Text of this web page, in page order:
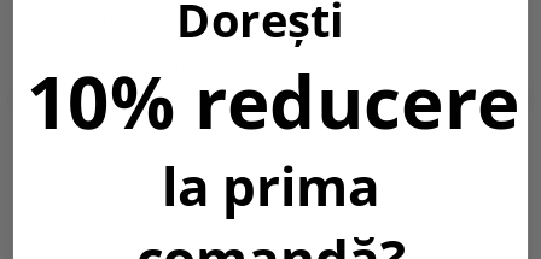
împotriva picăturilor și stropilor. Posibilitate de utilizare pe
ochelari. Pent, Cască de protecție transparentă cu margini
Protecție împotriva picăturilor și stropilor. Posibilitate de utilizare
pe ochelari. Pent
Dorești
10% reducere
la prima